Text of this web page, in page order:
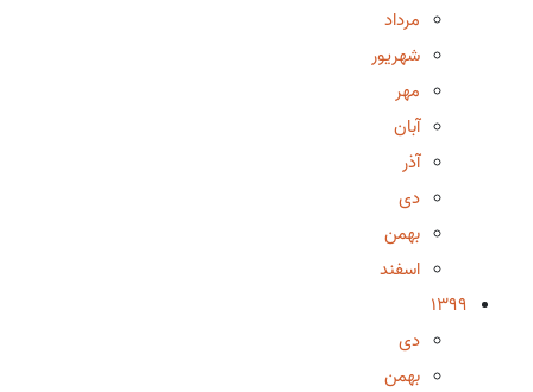
مرداد
شهریور
مهر
آبان
آذر
دی
بهمن
اسفند
1399
دی
بهمن